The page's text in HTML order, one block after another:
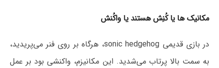
مکانیک ها یا کُنِش هستند یا واکُنش
در بازی قدیمی sonic hedgehog، هرگاه بر روی فنر می‌پریدید،
به سمت بالا پرتاب می‌شدید. این مکانیزم، واکنشی بود بر عمل